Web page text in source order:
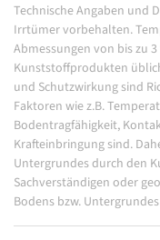
Technische Angaben und
Irrtümer vorbehalten.
Abmessungen von bis zu
Kunststoffprodukten
und Schutzwirkung sind
Faktoren wie z.B.
Bodentragfähigkeit,
Krafteinbringung sind.
Untergrundes durch den
Sachverständigen oder
Bodens bzw.